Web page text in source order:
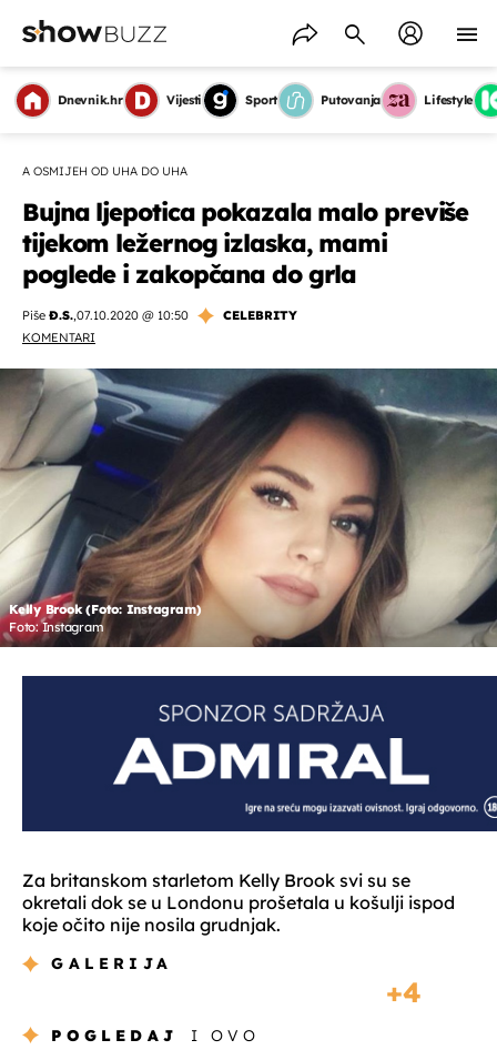
Dnevnik.hr Vijesti Sport Putovanja Lifestyle
A OSMIJEH OD UHA DO UHA
Bujna ljepotica pokazala malo previše
tijekom ležernog izlaska, mami
poglede i zakopčana do grla
Piše Đ.S.,07.10.2020 @ 10:50
CELEBRITY
KOMENTARI
Kelly Brook (Foto: Instagram)
Foto: Instagram
Za britanskom starletom Kelly Brook svi su se
okretali dok se u Londonu prošetala u košulji ispod
koje očito nije nosila grudnjak.
GALERIJA
4
POGLEDAJ I OVO
OMOGUĆI OBAVIJESTI